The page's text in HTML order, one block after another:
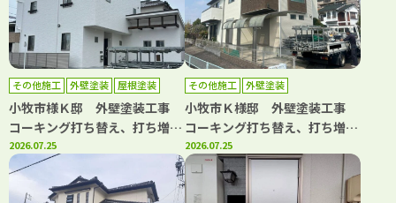
その他施工 外壁塗装 屋根塗装
小牧市様Ｋ邸 外壁塗装工事
コーキング打ち替え、打ち増し
工事 屋根塗装工事 ベランダ
トップコート工事
2026.07.25
その他施工 外壁塗装
小牧市Ｋ様邸 外壁塗装工事
コーキング打ち替え、打ち増し
工事 屋根カバー工事 ベラン
ダトップコート工事
2026.07.25